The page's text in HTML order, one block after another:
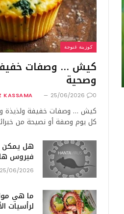
كوزينة غنوجة
كيش … وصفات
وصحية
KASSAMA 25/06/2026 0
كيش … وصفات خفيفة ولذيذة
كل يوم وصفة أو نصيحة من
هل يمكن
فيروس
25/06/2026
ما هي
لرأسيات